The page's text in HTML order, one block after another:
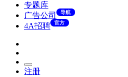
专题库
广告公司
导航
4A招聘 官方
注册